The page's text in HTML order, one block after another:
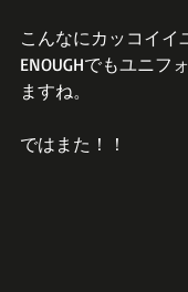
こんなにカッコイイ
ENOUGHでもユニフ
ますね。
ではまた！！